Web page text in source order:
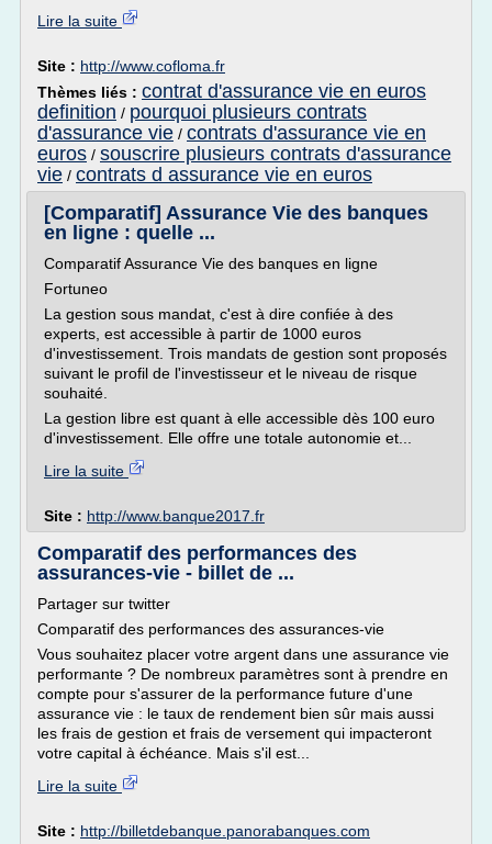
Lire la suite
Site : http://www.cofloma.fr
Thèmes liés : contrat d'assurance vie en euros
definition / pourquoi plusieurs contrats
d'assurance vie / contrats d'assurance vie en
euros / souscrire plusieurs contrats d'assurance
vie / contrats d assurance vie en euros
[Comparatif] Assurance Vie des banques
en ligne : quelle ...
Comparatif Assurance Vie des banques en ligne
Fortuneo
La gestion sous mandat, c'est à dire confiée à des
experts, est accessible à partir de 1000 euros
d'investissement. Trois mandats de gestion sont proposés
suivant le profil de l'investisseur et le niveau de risque
souhaité.
La gestion libre est quant à elle accessible dès 100 euro
d'investissement. Elle offre une totale autonomie et...
Lire la suite
Site : http://www.banque2017.fr
Comparatif des performances des
assurances-vie - billet de ...
Partager sur twitter
Comparatif des performances des assurances-vie
Vous souhaitez placer votre argent dans une assurance vie
performante ? De nombreux paramètres sont à prendre en
compte pour s'assurer de la performance future d'une
assurance vie : le taux de rendement bien sûr mais aussi
les frais de gestion et frais de versement qui impacteront
votre capital à échéance. Mais s'il est...
Lire la suite
Site : http://billetdebanque.panorabanques.com